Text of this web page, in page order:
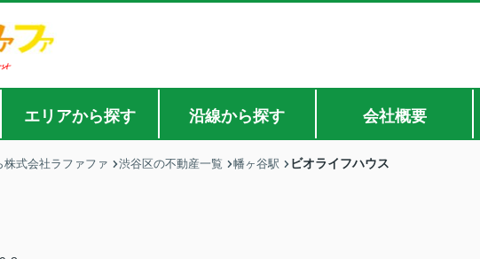
エリアから探す 沿線から探す 会社概要
式会社ラファファ 渋谷区の不動産一覧 幡ヶ谷駅 ビオライフハウス